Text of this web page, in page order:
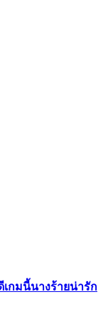
เกมนี้นางร้ายน่ารัก